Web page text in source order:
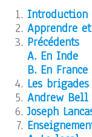
Introduction
Apprendre
Précédents
A. En Inde
B. En France
Les
Andrew Bell
Joseph